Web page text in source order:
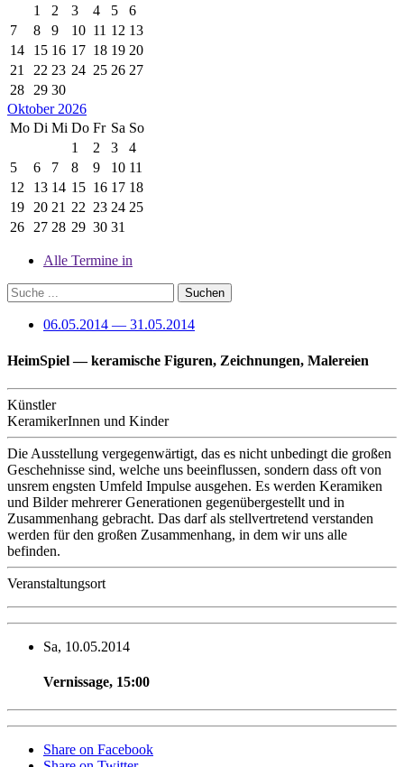
1
2 3 4 5
6
7
8 9 10 11 12 13
14
15 16 17 18 19 20
21
22 23 24 25 26 27
28 29 30
Oktober 2026
Mo Di Mi Do Fr Sa So
1
2 3
4
5
6 7 8 9 10 11
12
13 14 15 16 17 18
19 20 21 22 23 24 25
26 27 28 29 30 31
Alle Termine in
06.05.2014 — 31.05.2014
HeimSpiel— keramische Figuren, Zeichnungen, Malereien
Künstler
KeramikerInnen und Kinder
Die Ausstellung vergegenwärtigt, das es nicht unbedingt die großen
Geschehnisse sind, welche uns beeinflussen, sondern dass oft von
unsrem engsten Umfeld Impulse ausgehen. Es werden Keramiken
und Bilder mehrerer Generationen gegenübergestellt und in
Zusammenhang gebracht. Das darf als stellvertretend verstanden
werden für den großen Zusammenhang, in dem wir uns alle
befinden.
Veranstaltungsort
Sa, 10.05.2014
Vernissage, 15:00
Share on Facebook